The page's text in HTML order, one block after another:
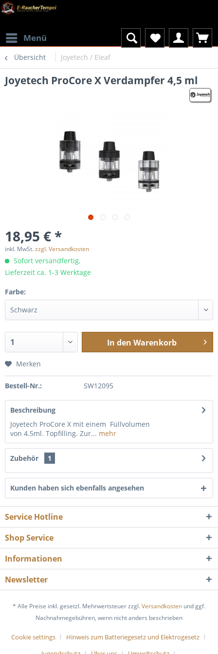
Menü
Übersicht Joyetech / Eleaf
Joyetech ProCore X Verdampfer 4,5 ml
18,95 € *
inkl. MwSt.zzgl. Versandkosten
Sofort versandfertig,
Lieferzeit ca. 1-3 Werktage
Farbe:
In den Warenkorb
Merken
Bestell-Nr.: SW12095
Beschreibung
Joyetech ProCore X mit einem Füllvolumen
von 4.5ml. Topfilling. Zur... mehr
Zubehör 1
Kunden haben sich ebenfalls angesehen
Service Hotline
Shop Service
Informationen
Newsletter
* Alle Preise inkl. gesetzl. Mehrwertsteuer zzgl.Versandkosten und ggf.
Nachnahmegebühren, wenn nicht anders beschrieben
Cookie settings
Hinweis zum Batteriegesetz und Elektrogesetz